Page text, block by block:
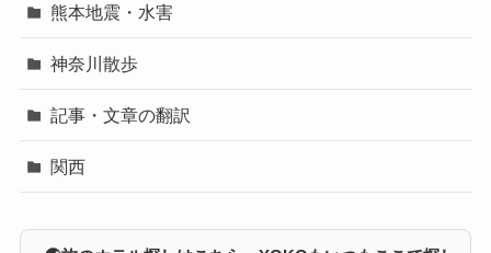
熊本地震・水害
神奈川散歩
記事・文章の翻訳
関西